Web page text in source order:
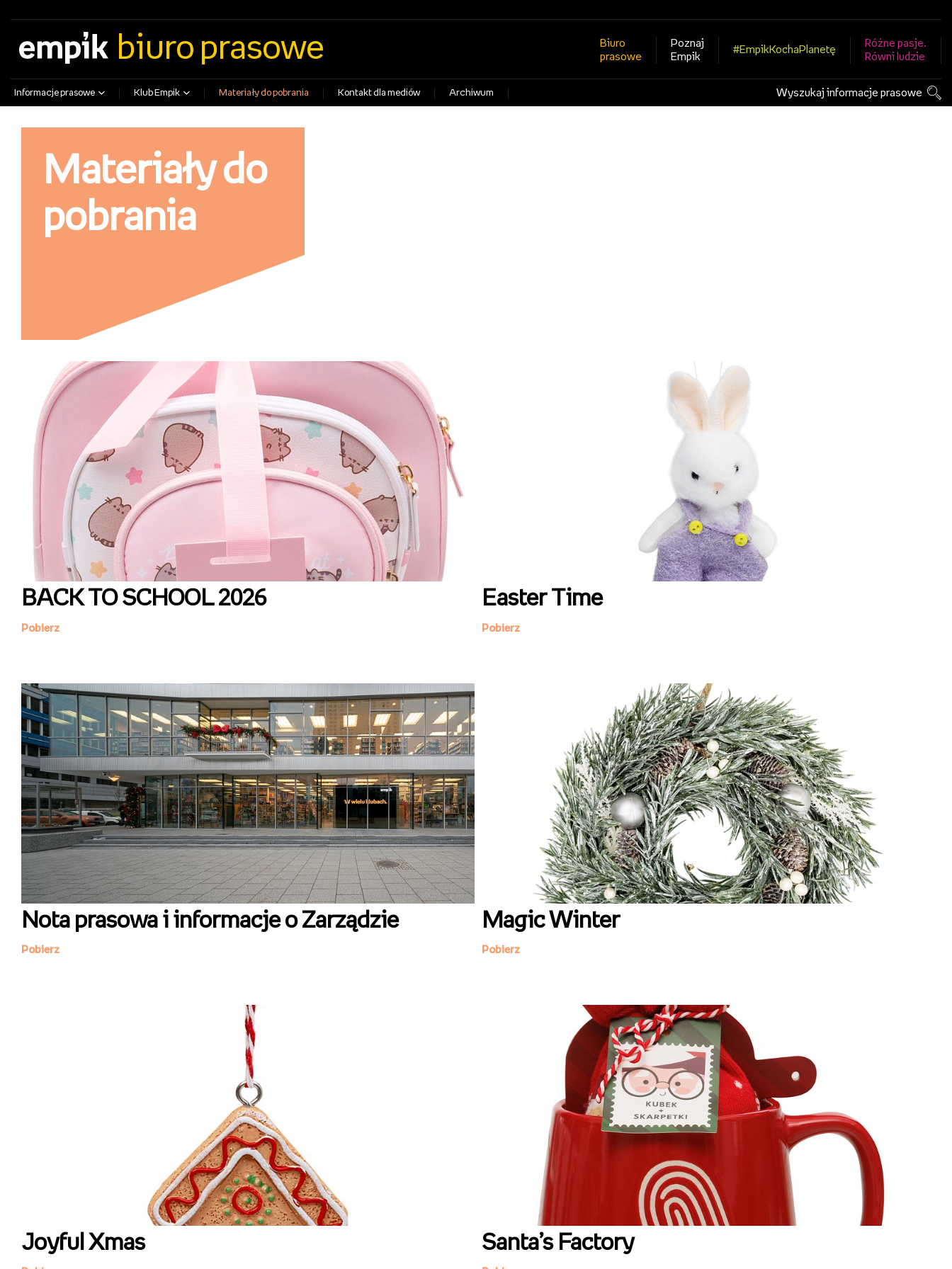
biuro prasowe
Biuro
prasowe
Poznaj
Empik
#EmpikKochaPlanetę
Różne pasje.
Równi ludzie
Informacje prasowe Klub Empik Materiały do pobrania Kontakt dla mediów Archiwum Wyszukaj informacje prasowe
Materiały do
pobrania
BACK TO SCHOOL 2026 Easter Time
Nota prasowa i informacje o Zarządzie Magic Winter
Joyful Xmas Santa’s Factory